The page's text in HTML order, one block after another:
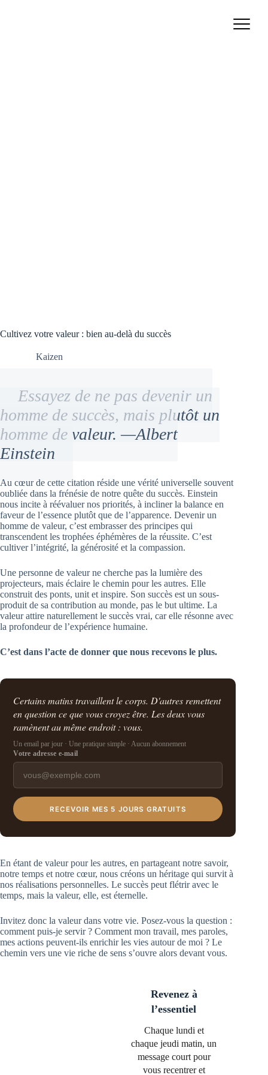
Cultivez votre valeur : bien au-delà du succès
Kaizen
Essayez de ne pas devenir un
homme de succès, mais plutôt un
homme de valeur. —Albert
Einstein
Au cœur de cette citation réside une vérité universelle souvent
oubliée dans la frénésie de notre quête du succès. Einstein
nous incite à réévaluer nos priorités, à incliner la balance en
faveur de l’essence plutôt que de l’apparence. Devenir un
homme de valeur, c’est embrasser des principes qui
transcendent les trophées éphémères de la réussite. C’est
cultiver l’intégrité, la générosité et la compassion.
Une personne de valeur ne cherche pas la lumière des
projecteurs, mais éclaire le chemin pour les autres. Elle
construit des ponts, unit et inspire. Son succès est un sous-
produit de sa contribution au monde, pas le but ultime. La
valeur attire naturellement le succès vrai, car elle résonne avec
la profondeur de l’expérience humaine.
C’est dans l’acte de donner que nous recevons le plus.
Certains matins travaillent le corps. D'autres remettent
en question ce que vous croyez être. Les deux vous
ramènent au même endroit : vous.
Un email par jour · Une pratique simple · Aucun abonnement
Votre adresse e-mail
RECEVOIR MES 5 JOURS GRATUITS
En étant de valeur pour les autres, en partageant notre savoir,
notre temps et notre cœur, nous créons un héritage qui survit à
nos réalisations personnelles. Le succès peut flétrir avec le
temps, mais la valeur, elle, est éternelle.
Invitez donc la valeur dans votre vie. Posez-vous la question :
comment puis-je servir ? Comment mon travail, mes paroles,
mes actions peuvent-ils enrichir les vies autour de moi ? Le
chemin vers une vie riche de sens s’ouvre alors devant vous.
Revenez à
l’essentiel
Chaque lundi et
chaque jeudi matin, un
message court pour
vous recentrer et